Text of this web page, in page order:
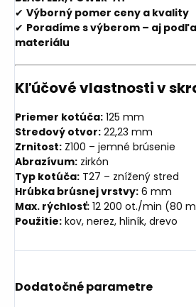
✔ Výborný pomer ceny a kvality
✔ Poradíme s výberom – aj
materiálu
Kľúčové vlastnosti v
Priemer kotúča: 125 mm
Stredový otvor: 22,23 mm
Zrnitost: Z100 – jemné brúsenie
Abrazívum: zirkón
Typ kotúča: T27 – znížený stred
Hrúbka brúsnej vrstvy: 6 mm
Max. rýchlosť: 12 200 ot./min (80
Použitie: kov, nerez, hliník, drevo
Dodatočné parametre